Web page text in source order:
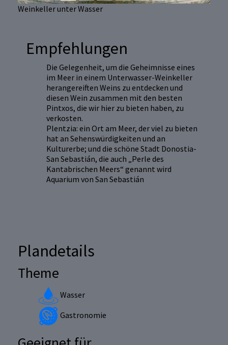
Weinkeller unter Wasser
Empfehlungen
Die Gelegenheit, um die Geheimnisse eines
im Meer in einem Unterwasser-Weinkeller
herangereiften Weins zu entdecken und
diesen Wein zusammen mit den besten
Pintxos, die wir hier zu bieten haben, zu
verkosten.
Plentzia: ein Ort am Meer, der viel zu bieten
hat an Sehenswürdigkeiten und an
Kulturerbe; und die schöne Stadt Donostia-
San Sebastián, die auch „Perle des
Kantabrischen Meers“ genannt wird
Aquarium von San Sebastián
Plandetails
Theme
Wasser
Gastronomie